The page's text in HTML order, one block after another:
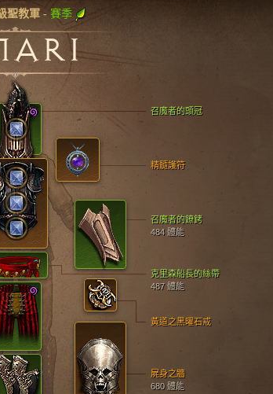
聖教軍 - 賽季
召魔者的頭冠
召魔者的鐐銬
484 體能
屍身之牆
680 體能
克里森船長的絲帶
487 體能
黃道之黑曜石戒
精髓護符